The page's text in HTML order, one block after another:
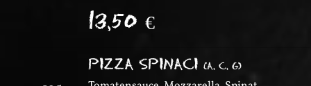
13,50 €
PIZZA SPINACI (A, C, G)